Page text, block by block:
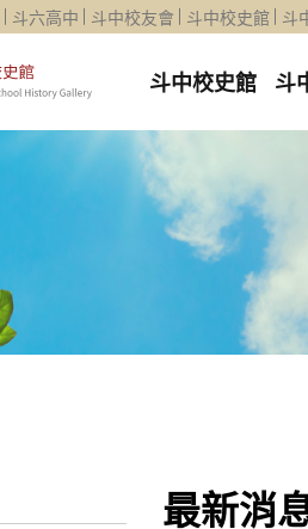
斗六高中 斗中校友會 斗中校史館 斗
斗中校史館 斗
最新消